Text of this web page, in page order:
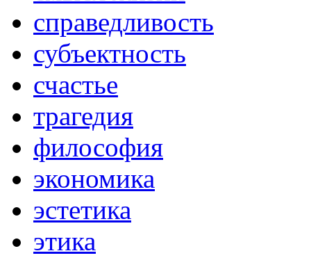
справедливость
субъектность
счастье
трагедия
философия
экономика
эстетика
этика